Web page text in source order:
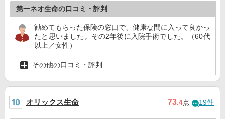
第一ネオ生命の口コミ・評判
勧めてもらった保険の窓口で、健康な間に入って良かっ
たと思いました。その2年後に入院手術でした。（60代
以上／女性）
その他の口コミ・評判
オリックス生命 73.4点 19件